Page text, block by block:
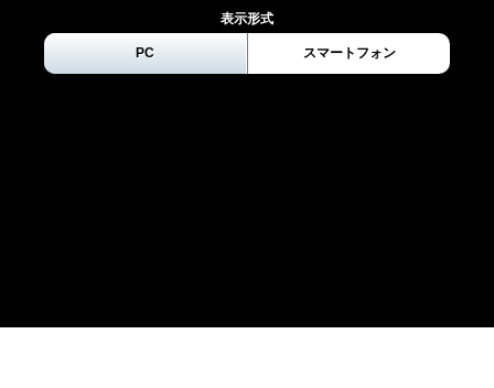
表示形式
PC スマートフォン